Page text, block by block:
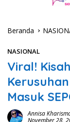
Beranda
NASIONAL
Viral!
Masuk
Annisa
November 28,